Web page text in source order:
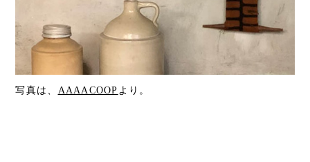
写真は、 AAAACOOP より。